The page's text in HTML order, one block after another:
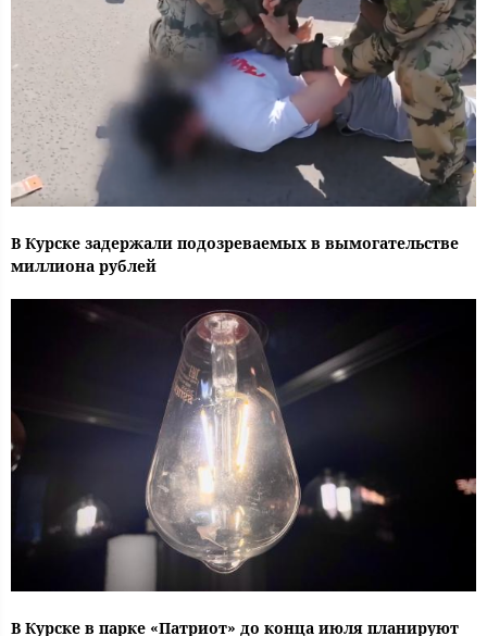
В Курске задержали подозреваемых в вымогательстве
миллиона рублей
В Курске в парке «Патриот» до конца июля планируют